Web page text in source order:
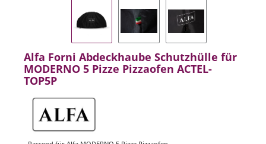
Alfa Forni Abdeckhaube Schutzhülle für
MODERNO 5 Pizze Pizzaofen ACTEL-
TOP5P